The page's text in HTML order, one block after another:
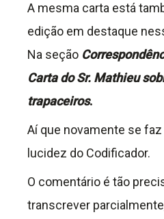
A mesma carta está
edição em destaque
Na seção
Carta do Sr. Mathieu
trapaceiros.
Aí que novamente se
lucidez do Codificador.
O comentário é tão
transcrever